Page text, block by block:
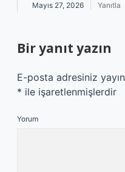
Mayıs 27, 2026 Yanıtla
Bir yanıt yazın
E-posta adresiniz
* ile işaretlenmişlerdir
Yorum